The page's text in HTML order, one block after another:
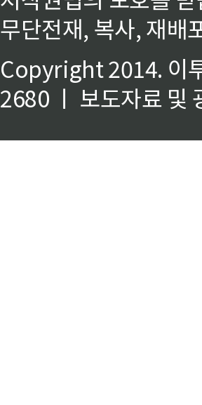
무단전재, 복사, 재배
Copyright 2014. 이
2680 ㅣ 보도자료